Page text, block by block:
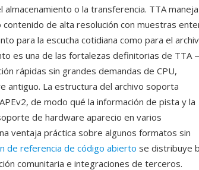
o la transferencia. TTA maneja
de alta resolución con muestras
para la escucha cotidiana como para el
es una de las fortalezas definitorias de TTA
rápidas sin grandes demandas de CPU,
antiguo. La estructura del archivo soporta
de modo qué la información de pista y la
de hardware aparecio en varios
ventaja práctica sobre algunos formatos sin
de referencia de código abierto se distribuye
comunitaria e integraciones de terceros.